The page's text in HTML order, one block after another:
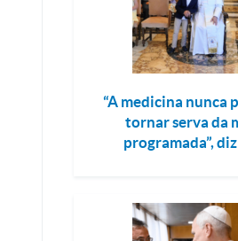
“A medicina nunca
tornar serva da
programada”,